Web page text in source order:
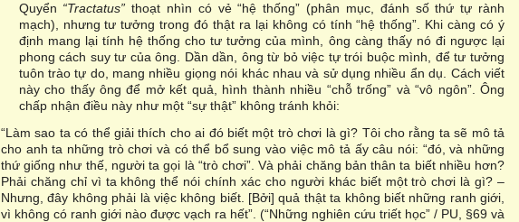
Quyển “Tractatus” thoạt nhìn có vẻ “hệ thống” (phân mục, đánh số thứ tự rành
mạch), nhưng tư tưởng trong đó thật ra lại không có tính “hệ thống”. Khi càng có ý
định mang lại tính hệ thống cho tư tưởng của mình, ông càng thấy nó đi ngược lại
phong cách suy tư của ông. Dần dần, ông từ bỏ việc tự trói buộc mình, để tư tưởng
tuôn trào tự do, mang nhiều giọng nói khác nhau và sử dụng nhiều ẩn dụ. Cách viết
này cho thấy ông để mở kết quả, hình thành nhiều “chỗ trống” và “vô ngôn”. Ông
chấp nhận điều này như một “sự thật” không tránh khỏi:
“Làm sao ta có thể giải thích cho ai đó biết một trò chơi là gì? Tôi cho rằng ta sẽ mô tả
cho anh ta những trò chơi và có thể bổ sung vào việc mô tả ấy câu nói: “đó, và những
thứ giống như thế, người ta gọi là “trò chơi”. Và phải chăng bản thân ta biết nhiều hơn?
Phải chăng chỉ vì ta không thể nói chính xác cho người khác biết một trò chơi là gì? –
Nhưng, đây không phải là việc không biết. [Bởi] quả thật ta không biết những ranh giới,
vì không có ranh giới nào được vạch ra hết”. (“Những nghiên cứu triết học” / PU, §69 và